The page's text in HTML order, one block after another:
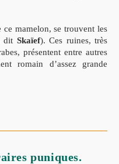
mamelon, se trouvent les
dit Skaïef). Ces ruines, très
présentent entre autres
romain d’assez grande
puniques.